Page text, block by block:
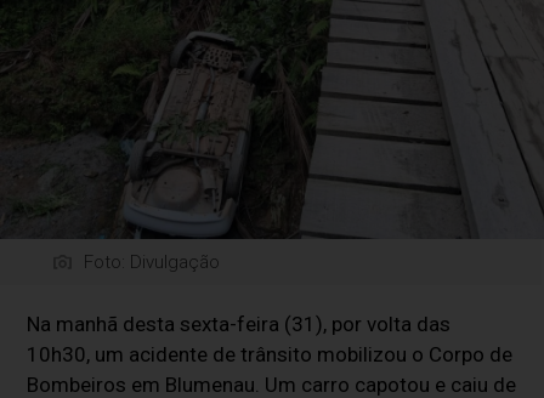
Foto: Divulgação
Na manhã desta sexta-feira (31), por volta das
10h30, um acidente de trânsito mobilizou o Corpo de
Bombeiros em Blumenau. Um carro capotou e caiu de